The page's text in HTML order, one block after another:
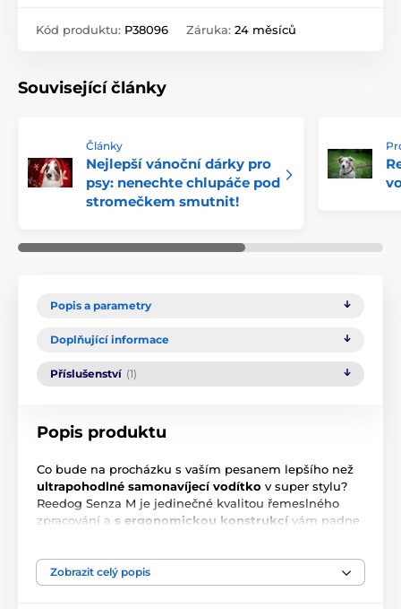
Kód produktu: P38096 Záruka: 24 měsíců
Související články
Články
Nejlepší vánoční dárky pro
psy: nenechte chlupáče pod
stromečkem smutnit!
Popis a parametry
Doplňující informace
Příslušenství (1)
Popis produktu
Co bude na procházku s vaším pesanem lepšího než
ultrapohodlné samonavíjecí vodítko v super stylu?
Reedog Senza M je jedinečné kvalitou řemeslného
zpracování a s ergonomickou konstrukcí vám padne
zajistíte3 mody brzdy
Výrobek je od české značky!
Pro psy s váhou do 25 kg.
Zobrazit celý popis